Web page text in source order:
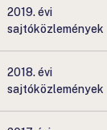
2019. évi
sajtóközlemények
2018. évi
sajtóközlemények